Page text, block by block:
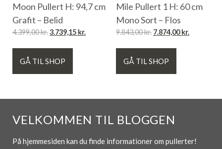
Moon Pullert H: 94,7 cm
Grafit – Belid
4.399,00kr.3.739,15 kr.
GÅ TIL SHOP
Mile Pullert 1 H: 60 cm
Mono Sort – Flos
9.843,00kr. 7.874,00kr.
GÅ TIL SHOP
VELKOMMEN TIL BLOGGEN
På hjemmesiden kan du finde informationer om pullerter!